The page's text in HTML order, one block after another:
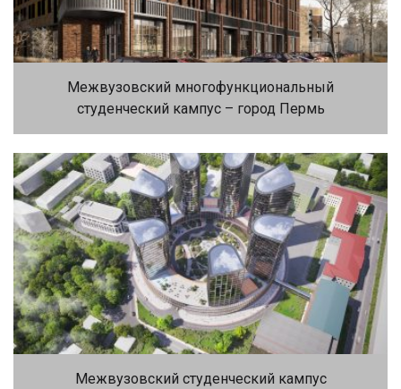
Межвузовский многофункциональный
студенческий кампус – город Пермь
Межвузовский студенческий кампус